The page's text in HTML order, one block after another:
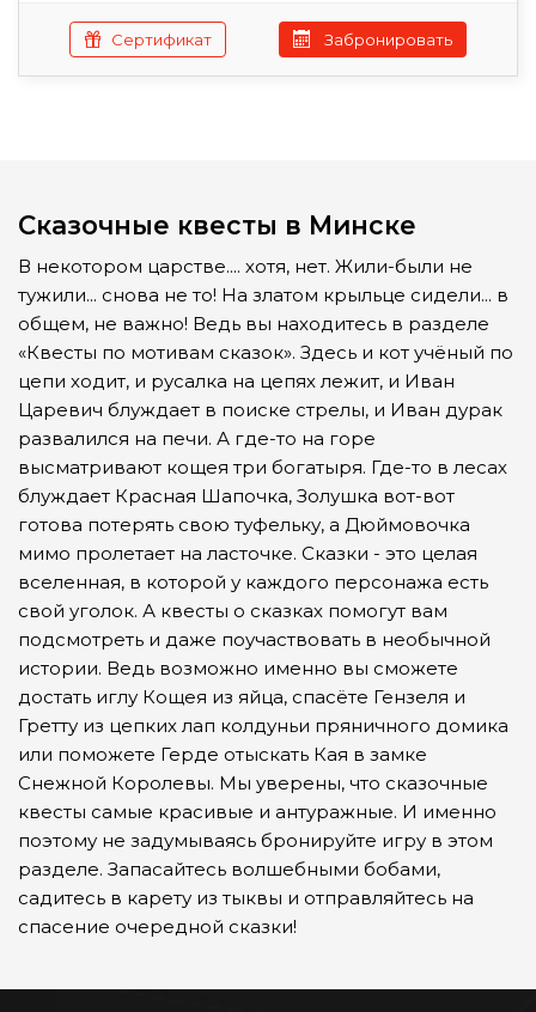
Сертификат Забронировать
Сказочные квесты в Минске
В некотором царстве.... хотя, нет. Жили-были не
тужили... снова не то! На златом крыльце сидели... в
общем, не важно! Ведь вы находитесь в разделе
«Квесты по мотивам сказок». Здесь и кот учёный по
цепи ходит, и русалка на цепях лежит, и Иван
Царевич блуждает в поиске стрелы, и Иван дурак
развалился на печи. А где-то на горе
высматривают кощея три богатыря. Где-то в лесах
блуждает Красная Шапочка, Золушка вот-вот
готова потерять свою туфельку, а Дюймовочка
мимо пролетает на ласточке. Сказки - это целая
вселенная, в которой у каждого персонажа есть
свой уголок. А квесты о сказках помогут вам
подсмотреть и даже поучаствовать в необычной
истории. Ведь возможно именно вы сможете
достать иглу Кощея из яйца, спасёте Гензеля и
Гретту из цепких лап колдуньи пряничного домика
или поможете Герде отыскать Кая в замке
Снежной Королевы. Мы уверены, что сказочные
квесты самые красивые и антуражные. И именно
поэтому не задумываясь бронируйте игру в этом
разделе. Запасайтесь волшебными бобами,
садитесь в карету из тыквы и отправляйтесь на
спасение очередной сказки!